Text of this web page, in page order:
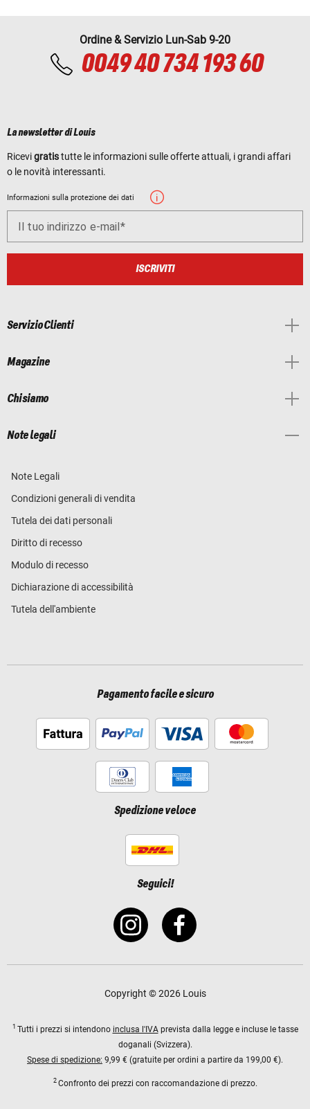
Ordine & Servizio Lun-Sab 9-20
0049 40 734 193 60
La newsletter di Louis
Ricevigratistutte le informazioni sulle offerte attuali, i grandi affari
o le novità interessanti.
Informazioni sulla protezione dei dati
Il tuo indirizzo e-mail
ISCRIVITI
Servizio Clienti
Magazine
Chi siamo
Note legali
Note Legali
Condizioni generali di vendita
Tutela dei dati personali
Diritto di recesso
Modulo di recesso
Dichiarazione di accessibilità
Tutela dell'ambiente
Pagamento facile e sicuro
Spedizione veloce
Seguici!
Copyright © 2026 Louis
1 Tutti i prezzi si intendono inclusa l'IVAprevista dalla legge e incluse le tasse
doganali (Svizzera).
Spese di spedizione: 9,99 € (gratuite per ordini a partire da 199,00 €).
2 Confronto dei prezzi con raccomandazione di prezzo.